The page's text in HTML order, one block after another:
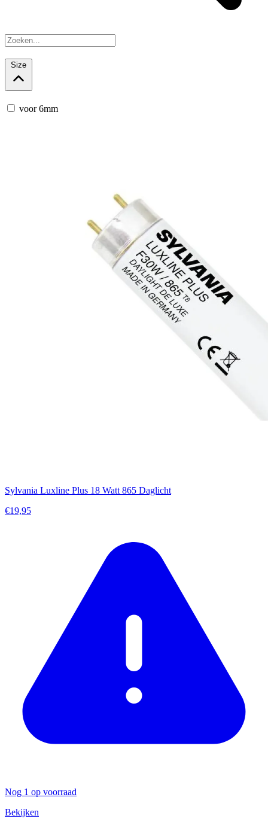
Size
voor 6mm
Sylvania Luxline Plus 18 Watt 865 Daglicht
€19,95
Nog 1 op voorraad
Bekijken